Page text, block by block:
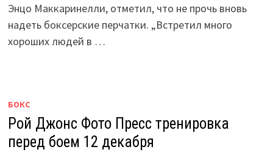
Энцо Маккаринелли, отметил, что не прочь вновь
надеть боксерские перчатки. „Встретил много
хороших людей в …
БОКС
Рой Джонс Фото Пресс тренировка
перед боем 12 декабря